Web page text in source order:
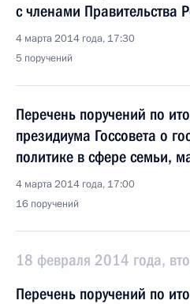
с членами Правительства
4 марта 2014 года, 17:30
5 поручений
Перечень поручений по
президиума Госсовета о
политике в сфере семьи,
4 марта 2014 года, 17:00
16 поручений
18 февраля 2014 года,
Перечень поручений по